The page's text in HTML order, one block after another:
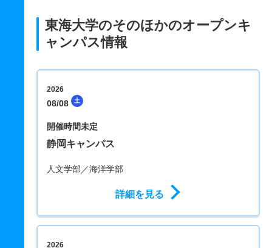
東海大学のそのほかのオープンキ
ャンパス情報
2026
08/08 土
開催時間未定
静岡キャンパス
人文学部／海洋学部
詳細を見る
2026